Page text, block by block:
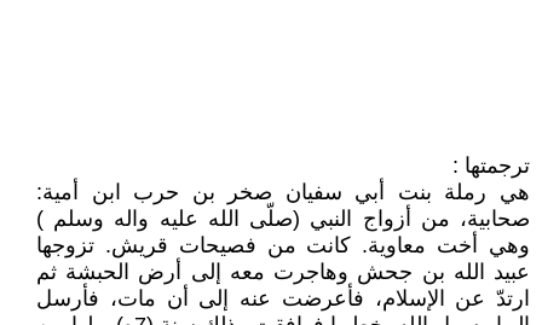
ترجمتها :
هي رملة بنت أبي سفيان صخر بن حرب ابن أمية:
صحابية، من أزواج النبي (صلّى الله عليه واله وسلم )
وهي أخت معاوية. كانت من فصيحات قريش. تزوجها
عبيد الله بن جحش وهاجرت معه إلى أرض الحبشة ثم
ارتدّ عن الإسلام، فأعرضت عنه إلى أن مات، فأرسل